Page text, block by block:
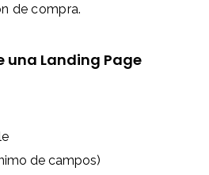
de compra.
Landing Page
de campos)